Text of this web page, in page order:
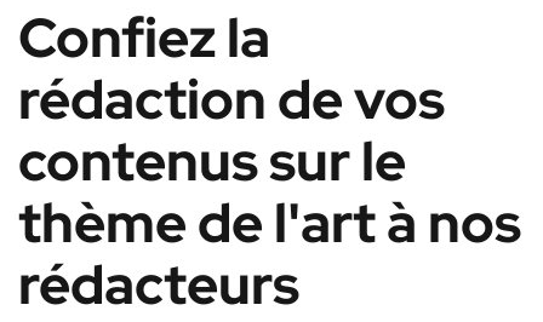
Confiez la
rédaction de vos
contenus sur le
thème de l'art à nos
rédacteurs